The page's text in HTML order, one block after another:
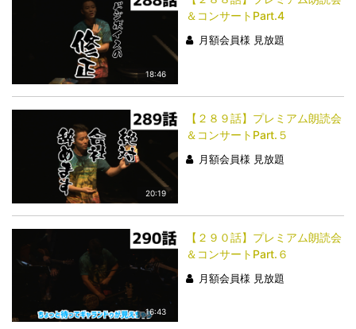
18:46
＆コンサートPart.4
月額会員様 見放題
20:19
【２８９話】プレミアム朗読会
＆コンサートPart.５
月額会員様 見放題
16:43
【２９０話】プレミアム朗読会
＆コンサートPart.６
月額会員様 見放題